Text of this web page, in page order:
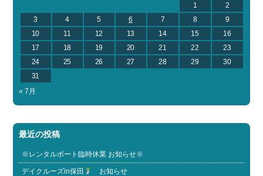
1
2
3
4 5 6 7 8
9
10
11 12 13 14 15
16
17
18 19 20 21 22
23
24
25 26 27 28 29
30
31
« 7月
最近の投稿
※レンタルボート臨時休業 お知らせ※
デイクルーズin保田 お知らせ